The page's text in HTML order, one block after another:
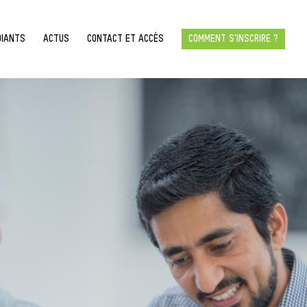
ACTUS CONTACT ET ACCÈS COMMENT S’INSCRIRE ?